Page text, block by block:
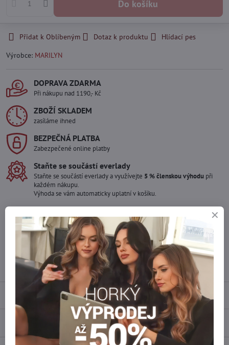
Do košíku
Přidat k Oblíbeným Dotaz k produktu
Hlídací pes
Výrobce: MARILYN
DOPRAVA ZDARMA
Při nákupu nad 1190,- Kč
ZBOŽÍ SKLADEM
zasíláme ihned
BEZPEČNÁ PLATBA
Zabezpečené online platby
Staňte se součástí everlady
Staňte se součástí everlady a využívejte 5 % členskou výhodu při
každém nákupu.
Výhoda se vám automaticky uplatní v košíku.
Máte zájem o více kusů ?
Kontaktujte nás na mail, zboží pro Vás doskladníme!
info​@everlady​.eu
Recenze